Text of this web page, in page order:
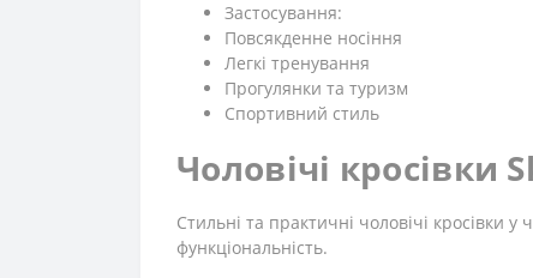
Застосування:
Повсякденне носіння
Легкі тренування
Прогулянки та туризм
Спортивний стиль
Чоловічі кросівки
Стильні та практичні чоловічі кросівки
функціональність.